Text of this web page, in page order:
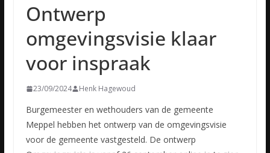
Ontwerp
omgevingsvisie klaar
voor inspraak
23/09/2024 Henk Hagewoud
Burgemeester en wethouders van de gemeente
Meppel hebben het ontwerp van de omgevingsvisie
voor de gemeente vastgesteld. De ontwerp